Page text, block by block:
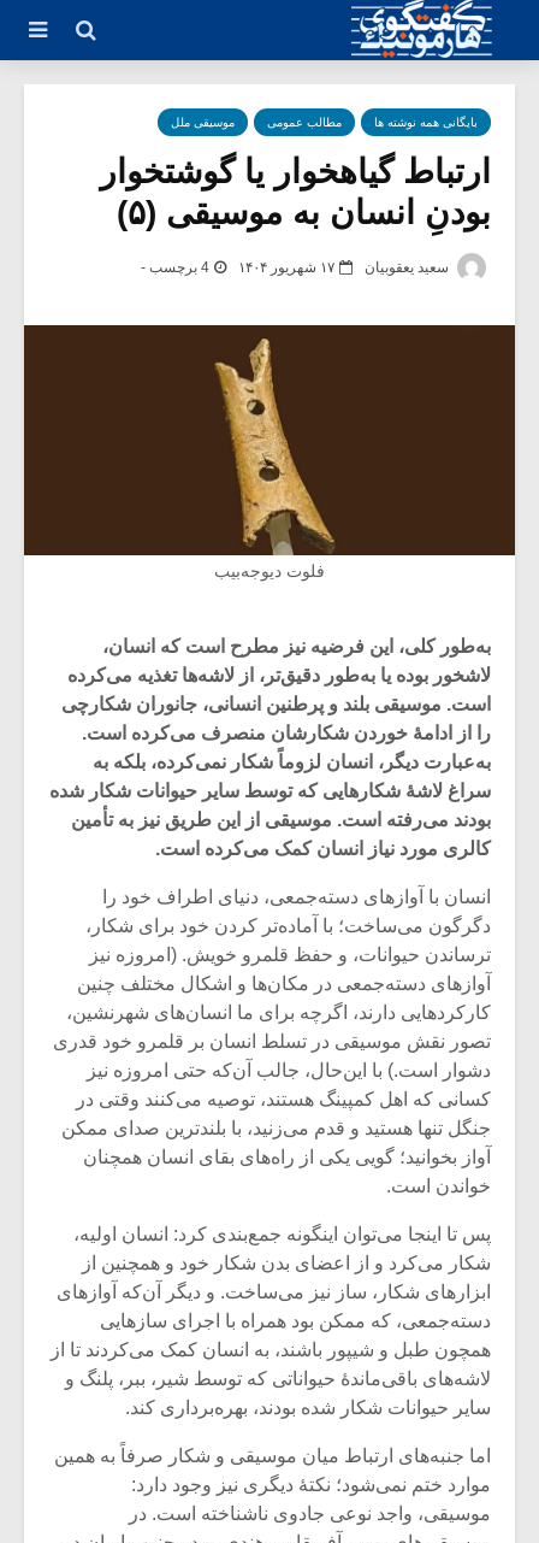
بایگانی همه نوشته ها مطالب عمومی موسیقی ملل
ارتباط گیاهخوار یا گوشتخوار
بودنِ انسان به موسیقی (۵)
سعید یعقوبیان ۱۷ شهریور ۱۴۰۴ 4 برچسب -
فلوت دیوجه‌بیب
به‌طور کلی، این فرضیه نیز مطرح است که انسان،
لاشخور بوده یا به‌طور دقیق‌تر، از لاشه‌ها تغذیه می‌کرده
است. موسیقی بلند و پرطنین انسانی، جانوران شکارچی
را از ادامۀ خوردن شکارشان منصرف می‌کرده است.
به‌عبارت دیگر، انسان لزوماً شکار نمی‌کرده، بلکه به
سراغ لاشۀ شکارهایی که توسط سایر حیوانات شکار شده
بودند می‌رفته است. موسیقی از این طریق نیز به تأمین
کالری مورد نیاز انسان کمک می‌کرده است.
انسان با آوازهای دسته‌جمعی، دنیای اطراف خود را
دگرگون می‌ساخت؛ با آماده‌تر کردن خود برای شکار،
ترساندن حیوانات، و حفظ قلمرو خویش. (امروزه نیز
آوازهای دسته‌جمعی در مکان‌ها و اشکال مختلف چنین
کارکردهایی دارند، اگرچه برای ما انسان‌های شهرنشین،
تصور نقش موسیقی در تسلط انسان بر قلمرو خود قدری
دشوار است.) با این‌حال، جالب آن‌که حتی امروزه نیز
کسانی که اهل کمپینگ هستند، توصیه می‌کنند وقتی در
جنگل تنها هستید و قدم می‌زنید، با بلندترین صدای ممکن
آواز بخوانید؛ گویی یکی از راه‌های بقای انسان همچنان
خواندن است.
پس تا اینجا می‌توان اینگونه جمع‌بندی کرد: انسان اولیه،
شکار می‌کرد و از اعضای بدن شکار خود و همچنین از
ابزارهای شکار، ساز نیز می‌ساخت. و دیگر آن‌که آوازهای
دسته‌جمعی، که ممکن بود همراه با اجرای سازهایی
همچون طبل و شیپور باشند، به انسان کمک می‌کردند تا از
لاشه‌های باقی‌ماندۀ حیواناتی که توسط شیر، ببر، پلنگ و
سایر حیوانات شکار شده بودند، بهره‌برداری کند.
اما جنبه‌های ارتباط میان موسیقی و شکار صرفاً به همین
موارد ختم نمی‌شود؛ نکتۀ دیگری نیز وجود دارد:
موسیقی، واجد نوعی جادوی ناشناخته است. در
میکلوش روژا موریس ژار